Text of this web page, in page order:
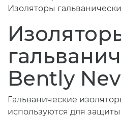
Изоляторы
Bently
Гальванические
используются для